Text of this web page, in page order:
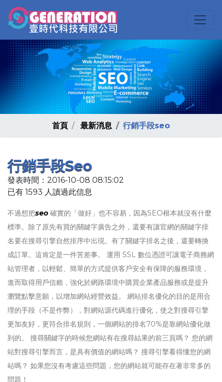
首頁 最新消息 行銷手段seo
行銷手段seo
發表時間：2016-10-08 08:15:02
已有 1593 人讀過此信息
不過想把seo 確實的「做好」也不容易，因為SEO根本就沒有什麼
標準。除了原先有買的關鍵字廣告之外，還要有讓官網的關鍵字排
名要在搜尋引擎自然排序中出現。有了關鍵字排名之後，還要轉換
成訂單。這肯定是一件苦差事。 運用 SSL 數位憑證可讓電子商務網
站管理者，以輕鬆、簡單的方式提供客戶安全有保障的服務環境，
進而取得用戶信賴，強化於網路環境中購買企業產品服務或是提升
瀏覽點擊意願，以增加網站經營效益。 網站排名優化的目的是用合
理的手段（不是作弊），對網站源代碼進行優化，使之對搜尋引擎
更加友好，更符合排名規則，一個網站的排名70%是靠網站優化做
到的。 搜尋關鍵字的時候您網站有在搜尋結果的前三頁嗎？ 您的網
站對搜尋引擎而言，是具有價值的網站嗎？ 搜尋引擎看得懂您的網
站嗎？ 如果您沒有考慮這些問題，您的網站就可能存在著非常多的
問題！